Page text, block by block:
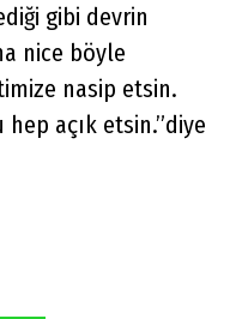
gibi devrin
nice böyle
nasip etsin.
açık etsin.”diye